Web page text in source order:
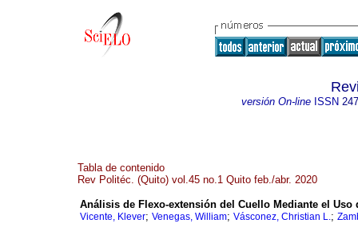
versión On-lineISSN
Tabla de contenido
Rev Politéc. (Quito) vol.45 no.1 Quito feb./abr. 2020
Análisis de Flexo-extensión del Cuello Mediante el
Vicente, Klever; Venegas, William; Vásconez, Christian L.;